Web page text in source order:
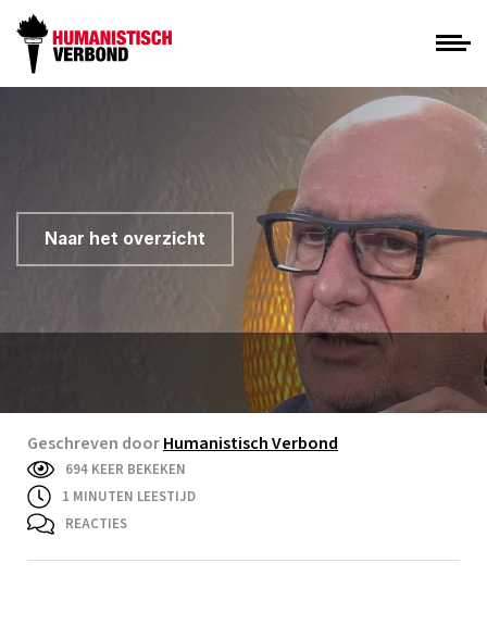
Naar het overzicht
Geschreven doorHumanistisch Verbond
694 KEER BEKEKEN
1 MINUTEN LEESTIJD
REACTIES